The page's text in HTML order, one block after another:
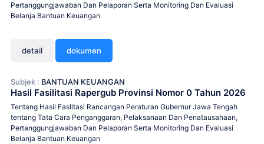
Pertanggungjawaban Dan Pelaporan Serta Monitoring Dan Evaluasi
Belanja Bantuan Keuangan
detail dokumen
Subjek : BANTUAN KEUANGAN
Hasil Fasilitasi Rapergub Provinsi Nomor 0 Tahun 2026
Tentang Hasil Faslitasi Rancangan Peraturan Gubernur Jawa Tengah
tentang Tata Cara Penganggaran, Pelaksanaan Dan Penatausahaan,
Pertanggungjawaban Dan Pelaporan Serta Monitoring Dan Evaluasi
Belanja Bantuan Keuangan